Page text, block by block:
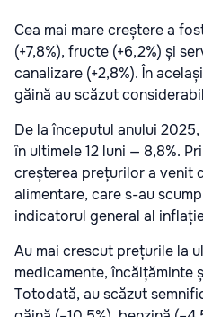
Cea mai mare creștere a
(+7,8%), fructe (+6,2%) și
canalizare (+2,8%). În
găină au scăzut
De la începutul anului
în ultimele 12 luni — 8,8%.
creșterea prețurilor a venit
alimentare, care s-au
indicatorul general al
Au mai crescut prețurile la
medicamente, încălțăminte
Totodată, au scăzut